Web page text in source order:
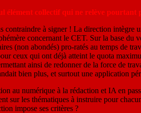
élément collectif qui ne relève pourtant
contraindre à signer ! La direction intègre
concernant le CET. Sur la base
(non abondés) pro-ratés au temps de
ceux qui ont déjà atteint le quota
ainsi de redonner de la force de
bien plus, et surtout une application
au numérique à la rédaction et IA en
sur les thématiques à instruire pour
impose ses critères ?